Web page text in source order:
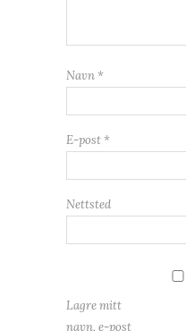
Navn *
E-post *
Nettsted
Lagre mitt
navn, e-post